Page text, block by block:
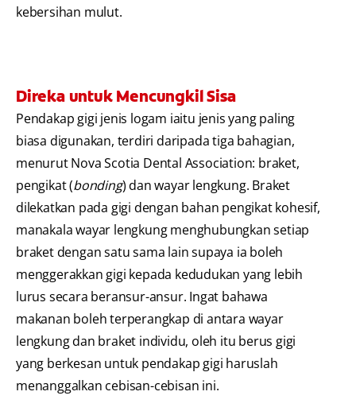
kebersihan mulut.
Direka untuk Mencungkil Sisa
Pendakap gigi jenis logam iaitu jenis yang paling
biasa digunakan, terdiri daripada tiga bahagian,
menurut Nova Scotia Dental Association: braket,
pengikat (bonding) dan wayar lengkung. Braket
dilekatkan pada gigi dengan bahan pengikat kohesif,
manakala wayar lengkung menghubungkan setiap
braket dengan satu sama lain supaya ia boleh
menggerakkan gigi kepada kedudukan yang lebih
lurus secara beransur-ansur. Ingat bahawa
makanan boleh terperangkap di antara wayar
lengkung dan braket individu, oleh itu berus gigi
yang berkesan untuk pendakap gigi haruslah
menanggalkan cebisan-cebisan ini.